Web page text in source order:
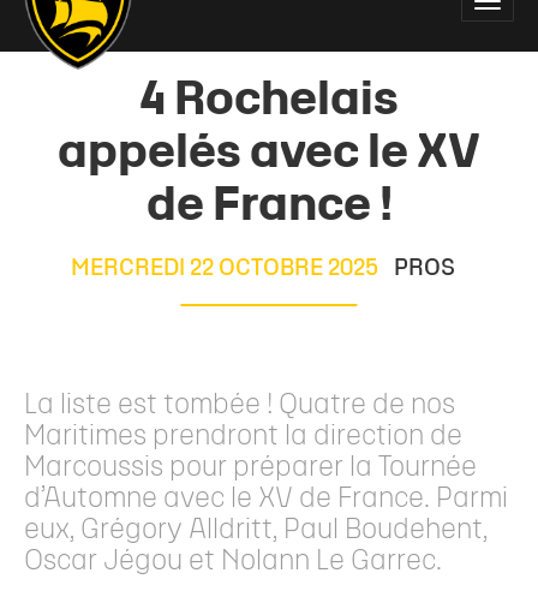
site
navigation
4 Rochelais
appelés avec le XV
de France !
MERCREDI 22 OCTOBRE 2025 PROS
La liste est tombée ! Quatre de nos
Maritimes prendront la direction de
Marcoussis pour préparer la Tournée
d’Automne avec le XV de France. Parmi
eux, Grégory Alldritt, Paul Boudehent,
Oscar Jégou et Nolann Le Garrec.